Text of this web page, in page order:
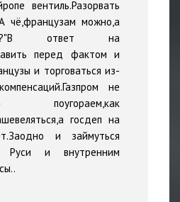
вентиль.Разорвать
чё,французам можно,а
ответ на
перед фактом и
и торговаться из-
не
поугораем,как
госдеп на
и займуться
Руси и внутренним